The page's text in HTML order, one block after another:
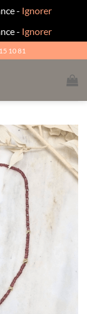
- Ignorer
- Ignorer
10 81